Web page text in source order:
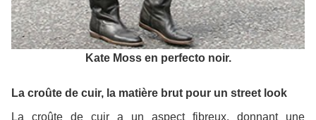
Kate Moss en perfecto noir.
La croûte de cuir, la matière brut pour un street look
La croûte de cuir a un aspect fibreux, donnant une